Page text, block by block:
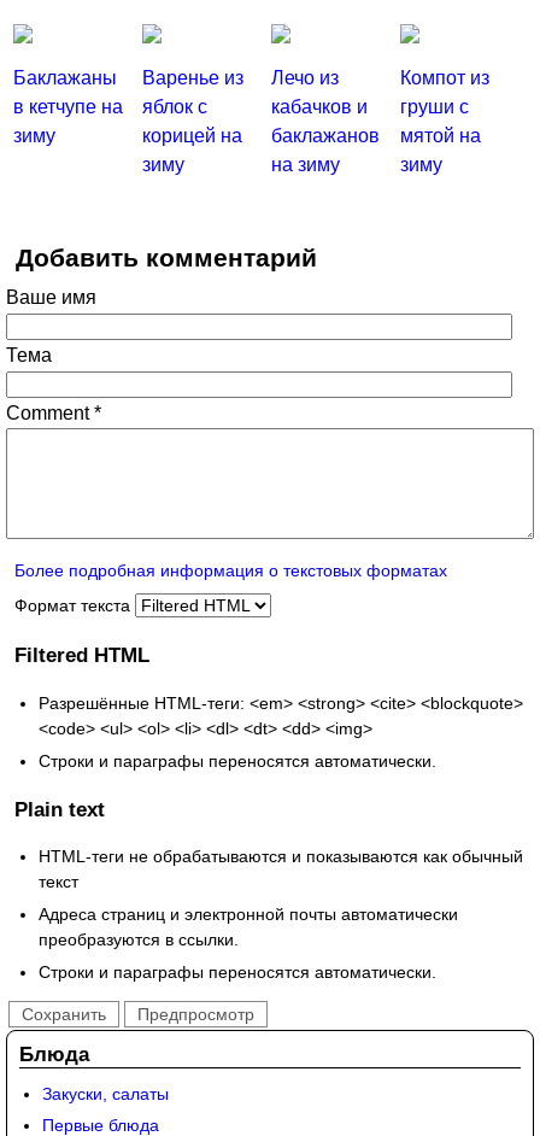
Баклажаны
в кетчупе на
зиму
Варенье из
яблок с
корицей на
зиму
Лечо из
кабачков и
баклажанов
на зиму
Компот из
груши с
мятой на
зиму
Добавить комментарий
Ваше имя
Тема
Comment*
Более подробная информация о текстовых форматах
Формат текста
Filtered HTML
Разрешённые HTML-теги: <em> <strong> <cite> <blockquote>
<code> <ul> <ol> <li> <dl> <dt> <dd> <img>
Строки и параграфы переносятся автоматически.
Plain text
HTML-теги не обрабатываются и показываются как обычный
текст
Адреса страниц и электронной почты автоматически
преобразуются в ссылки.
Строки и параграфы переносятся автоматически.
Блюда
Закуски, салаты
Первые блюда